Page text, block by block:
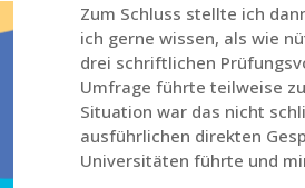
Zum Schluss stellte ich
ich gerne wissen, als wie
drei schriftlichen
Umfrage führte teilweise
Situation war das nicht
ausführlichen direkten
Universitäten führte und